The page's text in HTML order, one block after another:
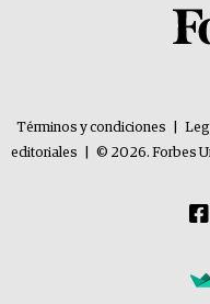
Términos y condiciones
editoriales
© 2026. Forbes